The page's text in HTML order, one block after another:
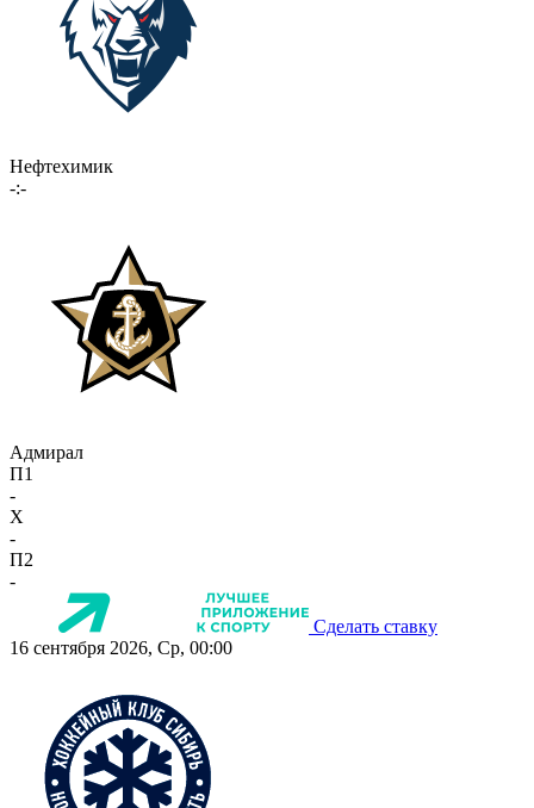
Нефтехимик
-:-
Адмирал
П1
-
X
-
П2
-
Сделать ставку
16 сентября 2026, Ср, 00:00